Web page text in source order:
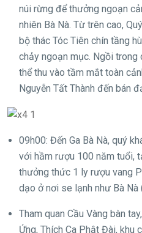
núi rừng để thưởng ngoạn
nhiên Bà Nà. Từ trên cao,
bộ thác Tóc Tiên chín tầng
chảy ngoạn mục. Ngồi trong
thể thu vào tầm mắt toàn
Nguyễn Tất Thành đến bán
09h00: Đến Ga Bà Nà, quý
với hầm rượu 100 năm tuổi,
thưởng thức 1 ly rượu vang
dạo ở nơi se lạnh như Bà Nà
Tham quan Cầu Vàng bàn
Ứng, Thích Ca Phật Đài, khu